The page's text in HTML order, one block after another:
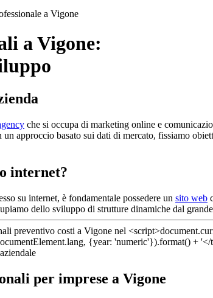
a Vigone
a Vigone:
che si occupa di marketing online e
approccio basato sui dati di mercato, fissiamo
internet?
su internet, è fondamentale possedere un sito web
dello sviluppo di strutture dinamiche dal
per imprese a Vigone